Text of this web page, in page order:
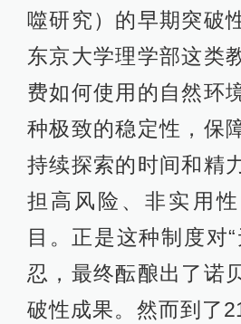
噬研究）的早期突破
东京大学理学部这类
费如何使用的自然环
种极致的稳定性，保
持续探索的时间和精
担高风险、非实用
目。正是这种制度对
忍，最终酝酿出了诺
破性成果。然而到了